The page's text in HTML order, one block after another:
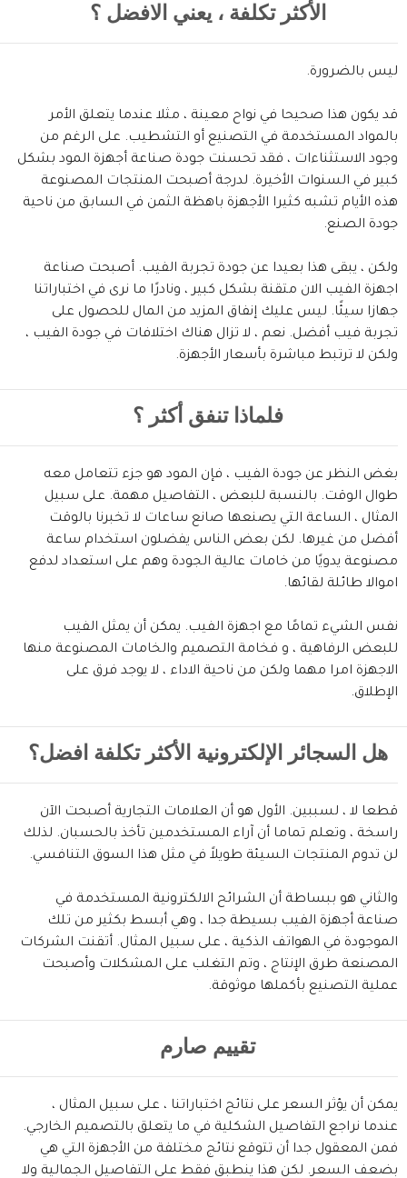
الأكثر تكلفة ، يعني الافضل ؟
ليس بالضرورة.
قد يكون هذا صحيحا في نواح معينة ، مثلا عندما يتعلق الأمر
بالمواد المستخدمة في التصنيع أو التشطيب. على الرغم من
وجود الاستثناءات ، فقد تحسنت جودة صناعة أجهزة المود بشكل
كبير في السنوات الأخيرة. لدرجة أصبحت المنتجات المصنوعة
هذه الأيام تشبه كثيرا الأجهزة باهظة الثمن في السابق من ناحية
جودة الصنع.
ولكن ، يبقى هذا بعيدا عن جودة تجربة الفيب. أصبحت صناعة
اجهزة الفيب الان متقنة بشكل كبير ، ونادرًا ما نرى في اختباراتنا
جهازا سيئًا. ليس عليك إنفاق المزيد من المال للحصول على
تجربة فيب أفضل. نعم ، لا تزال هناك اختلافات في جودة الفيب ،
ولكن لا ترتبط مباشرة بأسعار الأجهزة.
فلماذا تنفق أكثر ؟
بغض النظر عن جودة الفيب ، فإن المود هو جزء تتعامل معه
طوال الوقت. بالنسبة للبعض ، التفاصيل مهمة. على سبيل
المثال ، الساعة التي يصنعها صانع ساعات لا تخبرنا بالوقت
أفضل من غيرها. لكن بعض الناس يفضلون استخدام ساعة
مصنوعة يدويًا من خامات عالية الجودة وهم على استعداد لدفع
اموالا طائلة لقائها.
نفس الشيء تمامًا مع اجهزة الفيب. يمكن أن يمثل الفيب
للبعض الرفاهية ، و فخامة التصميم والخامات المصنوعة منها
الاجهزة امرا مهما ولكن من ناحية الاداء ، لا يوجد فرق على
الإطلاق.
هل السجائر الإلكترونية الأكثر تكلفة افضل؟
قطعا لا ، لسببين. الأول هو أن العلامات التجارية أصبحت الآن
راسخة ، وتعلم تماما أن آراء المستخدمين تأخذ بالحسبان. لذلك
لن تدوم المنتجات السيئة طويلاً في مثل هذا السوق التنافسي.
والثاني هو ببساطة أن الشرائح الالكترونية المستخدمة في
صناعة أجهزة الفيب بسيطة جدا ، وهي أبسط بكثير من تلك
الموجودة في الهواتف الذكية ، على سبيل المثال. أتقنت الشركات
المصنعة طرق الإنتاج ، وتم التغلب على المشكلات وأصبحت
عملية التصنيع بأكملها موثوقة.
تقييم صارم
يمكن أن يؤثر السعر على نتائج اختباراتنا ، على سبيل المثال ،
عندما نراجع التفاصيل الشكلية في ما يتعلق بالتصميم الخارجي.
فمن المعقول جدا أن تتوقع نتائج مختلفة من الأجهزة التي هي
بضعف السعر. لكن هذا ينطبق فقط على التفاصيل الجمالية ولا